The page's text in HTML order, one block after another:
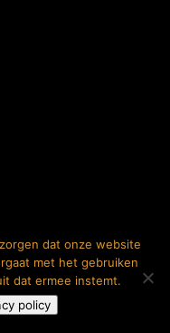
dat onze website
met het gebruiken
dat ermee instemt.
policy